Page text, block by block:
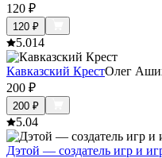
120 ₽
120 ₽
5.014
Кавказский КрестОлег
200 ₽
200 ₽
5.04
Дэтой — создатель игр и